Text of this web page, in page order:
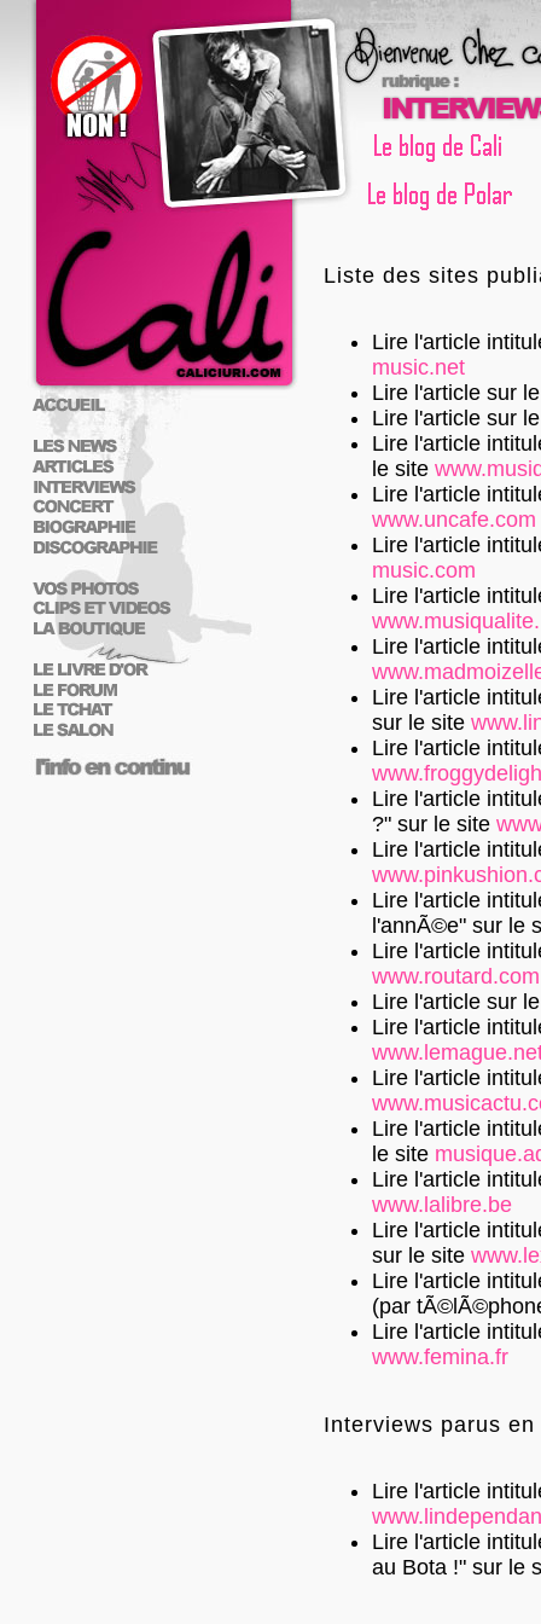
Liste des sites
Lire l'article
music.net
Lire l'article sur
Lire l'article sur
Lire l'article
le site
Lire l'article
www.uncafe.com
Lire l'article
music.com
Lire l'article
Lire l'article
Lire l'article
sur le site
Lire l'article
Lire l'article
?" sur le site
Lire l'article
Lire l'article
l'annÃ©e" sur le
Lire l'article
www.routard.com
Lire l'article sur
Lire l'article
Lire l'article
Lire l'article
le site
Lire l'article
www.lalibre.be
Lire l'article
sur le site
Lire l'article
(par
Lire l'article
www.femina.fr
Interviews parus
Lire l'article
Lire l'article
au Bota !" sur le